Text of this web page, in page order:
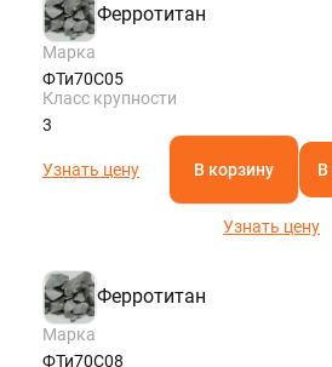
Ферротитан
Марка
ФТи70С05
Класс крупности
3
Узнать цену В корзину В
Узнать цену
Ферротитан
Марка
ФТи70С08